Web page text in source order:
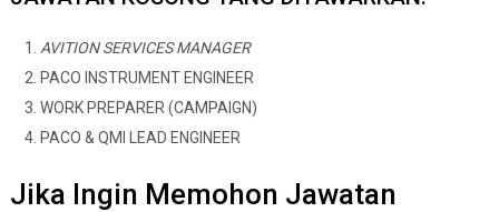
AVITION SERVICES MANAGER
PACO INSTRUMENT ENGINEER
WORK PREPARER (CAMPAIGN)
PACO & QMI LEAD ENGINEER
Jika Ingin Memohon Jawatan